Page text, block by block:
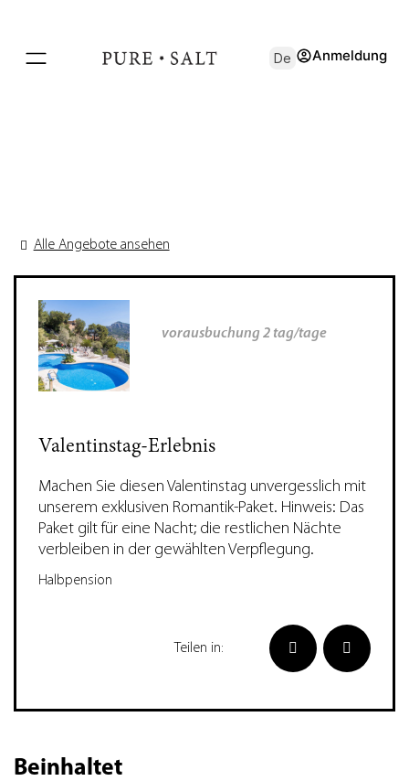
De Anmeldung
Alle Angebote ansehen
vorausbuchung 2 tag/tage
Valentinstag-Erlebnis
Machen Sie diesen Valentinstag unvergesslich mit
unserem exklusiven Romantik-Paket. Hinweis: Das
Paket gilt für eine Nacht; die restlichen Nächte
verbleiben in der gewählten Verpflegung.
Halbpension
Teilen in:
Beinhaltet